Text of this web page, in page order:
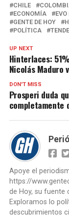
CHILE
ECONOMÍA
EVO
GENTE DE HOY
POLÍTICA
UP NEXT
Hinterlaces:
Nicolás Maduro
DON'T MISS
Prosperi duda
completamente
Apoye el
https://
de Hoy, su fuente
Exploramos lo
descubrimientos